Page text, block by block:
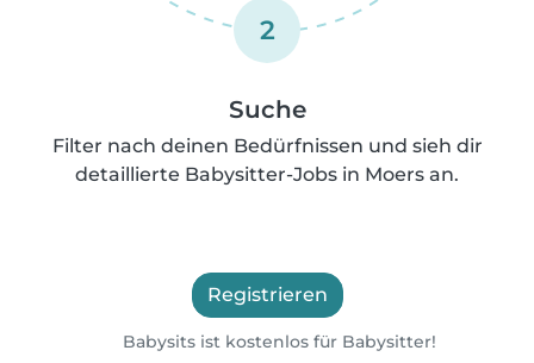
2
Suche
Filter nach deinen Bedürfnissen und sieh dir
detaillierte Babysitter-Jobs in Moers an.
Registrieren
Babysits ist kostenlos für Babysitter!